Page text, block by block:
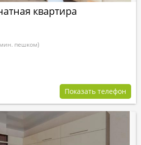
квартира
пешком)
Показать телефон